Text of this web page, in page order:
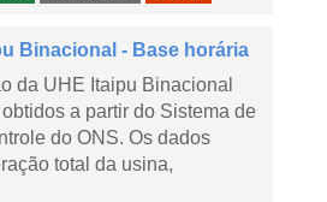
Binacional - Base horária
da UHE Itaipu Binacional
a partir do Sistema de
do ONS. Os dados
total da usina,